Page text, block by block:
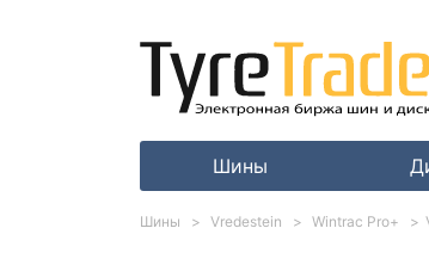
Шины
Шины Vredestein Wintrac Pro+